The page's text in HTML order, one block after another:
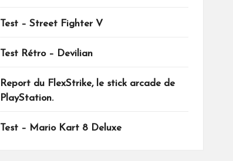
Test – Street Fighter V
Test Rétro – Devilian
Report du FlexStrike, le stick arcade de
PlayStation.
Test – Mario Kart 8 Deluxe